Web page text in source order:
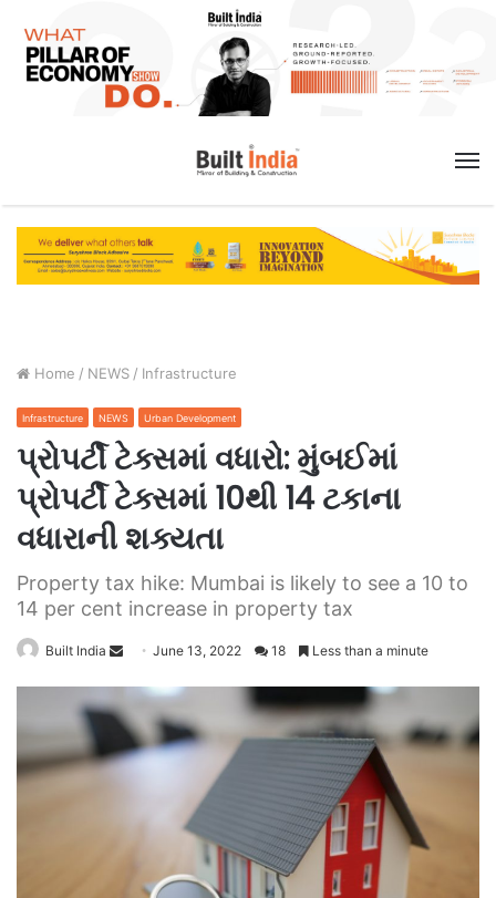
Home / NEWS / Infrastructure
Infrastructure NEWS Urban Development
પ્રોપર્ટી ટેક્સમાં વધારો: મુંબઈમાં
પ્રોપર્ટી ટેક્સમાં 10થી 14 ટકાના
વધારાની શક્યતા
Property tax hike: Mumbai is likely to see a 10 to
14 per cent increase in property tax
Built India
Send
email
June 13, 2022 18 Less than a minute